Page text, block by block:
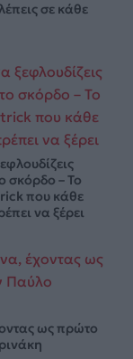
σε κάθε
σκόρδο – Το
που κάθε
να ξέρει
ως πρώτο